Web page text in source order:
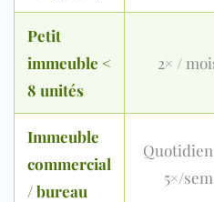
Petit
immeuble <
8 unités
2× /
Immeuble
commercial
/ bureau
5×/sem